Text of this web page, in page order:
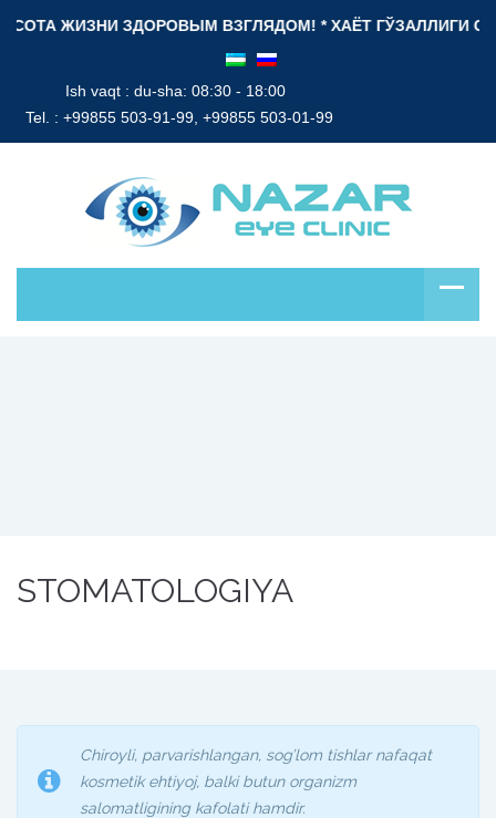
ЖИЗНИ ЗДОРОВЫМ ВЗГЛЯДОМ! * ХАЁТ ГЎЗАЛЛИГИ СОҒЛОМ
Ish vaqt : du-sha: 08:30 - 18:00
Tel. : +99855 503-91-99, +99855 503-01-99
STOMATOLOGIYA
Chiroyli, parvarishlangan, sog’lom tishlar nafaqat
kosmetik ehtiyoj, balki butun organizm
salomatligining kafolati hamdir.